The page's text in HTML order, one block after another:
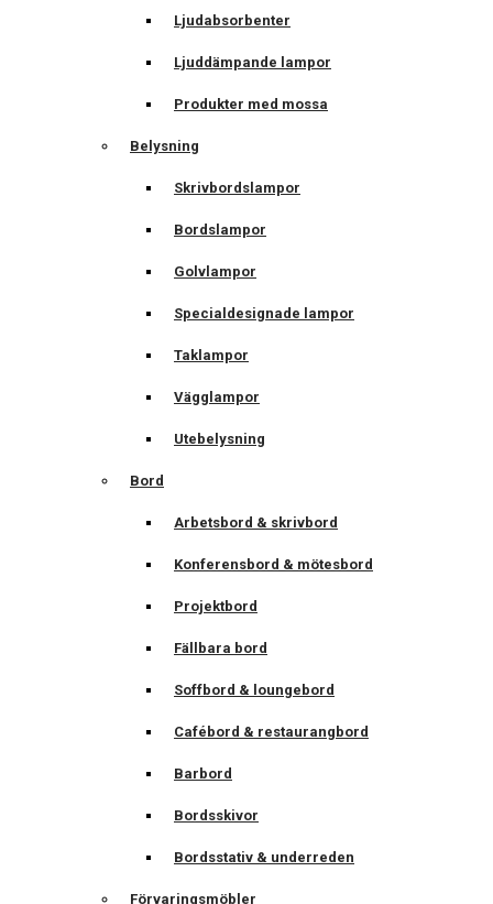
Ljudabsorbenter
Ljuddämpande lampor
Produkter med mossa
Belysning
Skrivbordslampor
Bordslampor
Golvlampor
Specialdesignade lampor
Taklampor
Vägglampor
Utebelysning
Bord
Arbetsbord & skrivbord
Konferensbord & mötesbord
Projektbord
Fällbara bord
Soffbord & loungebord
Cafébord & restaurangbord
Barbord
Bordsskivor
Bordsstativ & underreden
Förvaringsmöbler